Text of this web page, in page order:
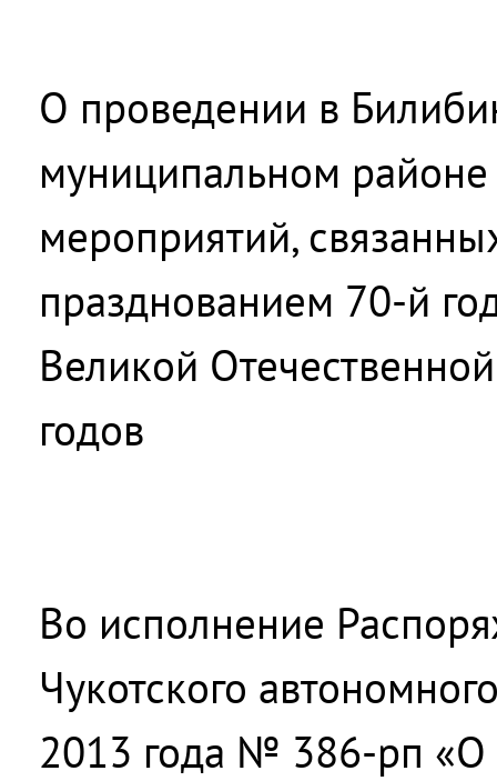
О проведении в
муниципальном
мероприятий,
празднованием 70-й
Великой
годов
Во исполнение
Чукотского
2013 года № 386-рп «О